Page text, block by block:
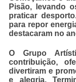
Pisão, levando
praticar
para repor
destacaram no
O Grupo
contribuição,
divertiram e
e alegria.